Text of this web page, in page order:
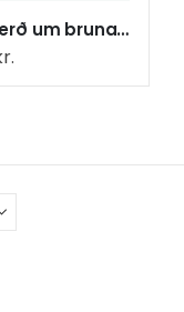
Kunngerð um brunaverju og brun